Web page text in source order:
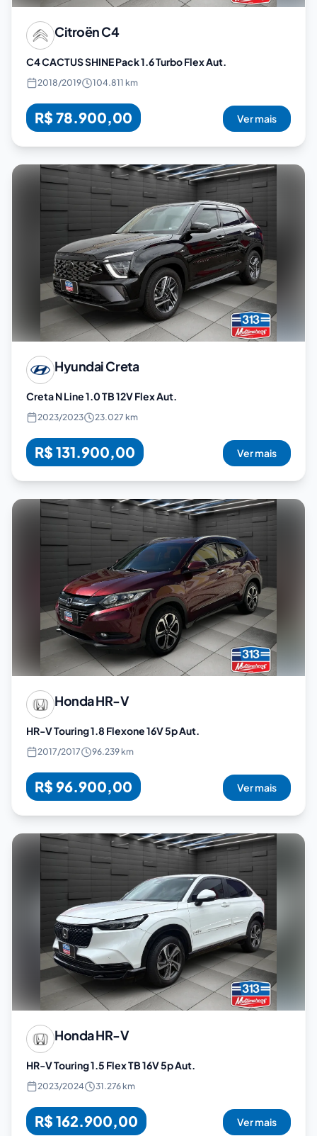
CitroënC4
C4 CACTUS SHINE Pack 1.6 Turbo Flex Aut.
2018/2019 104.811 km
R$ 78.900,00 Ver mais
HyundaiCreta
Creta N Line 1.0 TB 12V Flex Aut.
2023/2023 23.027 km
R$ 131.900,00 Ver mais
HondaHR-V
HR-V Touring 1.8 Flexone 16V 5p Aut.
2017/2017 96.239 km
R$ 96.900,00 Ver mais
HondaHR-V
HR-V Touring 1.5 Flex TB 16V 5p Aut.
2023/2024 31.276 km
R$ 162.900,00 Ver mais